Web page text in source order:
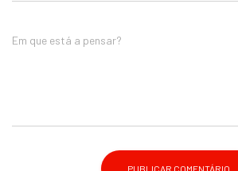
Em que está a pensar?